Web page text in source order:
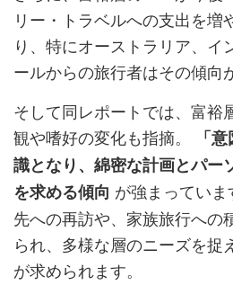
リー・トラベルへの支出を増
り、特にオーストラリア、イ
ールからの旅行者はその傾向
そして同レポートでは、富裕
観や嗜好の変化も指摘。
「
識となり、綿密な計画とパー
を求める傾向 が強まってい
先への再訪や、家族旅行への
られ、多様な層のニーズを捉
が求められます。